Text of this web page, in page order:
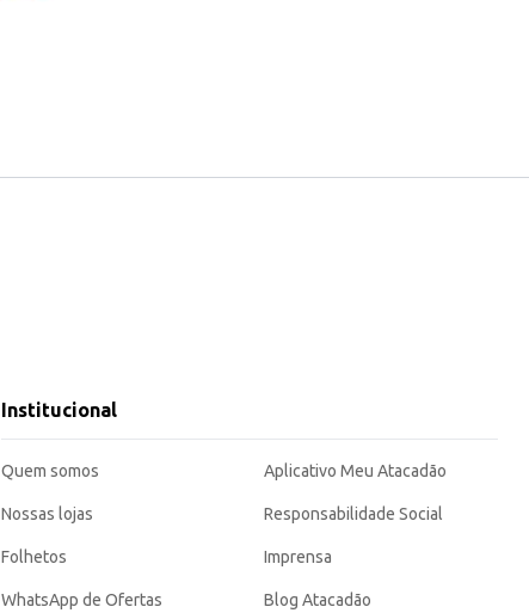
Institucional
Quem somos
Nossas lojas
Folhetos
WhatsApp de Ofertas
Aplicativo Meu Atacadão
Responsabilidade Social
Imprensa
Blog Atacadão